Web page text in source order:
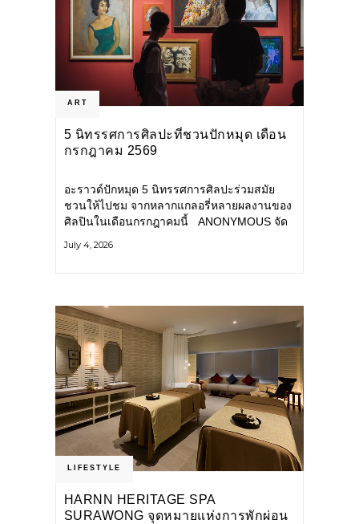
ART
5 นิทรรศการศิลปะที่ชวนปักหมุด เดือน
กรกฎาคม 2569
อะราวด์ปักหมุด 5 นิทรรศการศิลปะร่วมสมัย
ชวนให้ไปชม จากหลากแกลอรี่หลายผลงานของ
ศิลปินในเดือนกรกฎาคมนี้ ANONYMOUS จัด
กลุ่ม Anonymous โดยมี นิ่ม
July 4, 2026
LIFESTYLE
HARNN HERITAGE SPA
SURAWONG จุดหมายแห่งการพักผ่อน